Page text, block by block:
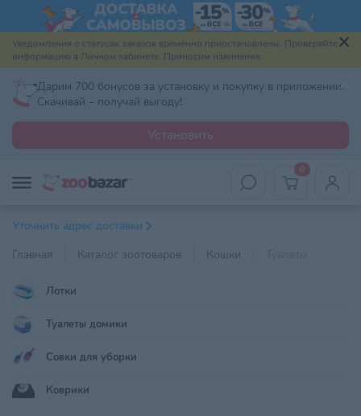
Уведомления о статусах заказов временно приостановлены. Проверяйте
информацию в Личном кабинете. Приносим извинения.
Дарим 700 бонусов за установку и покупку в приложении.
Скачивай – получай выгоду!
Установить
0
Уточнить адрес доставки
Главная
Каталог зоотоваров Кошки
Лотки
Туалеты домики
Совки для уборки
Коврики